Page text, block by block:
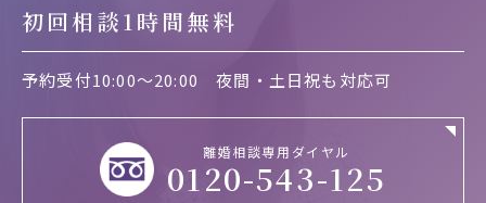
初回相談1時間無料
予約受付10:00～20:00夜間・土日祝も対応可
離婚相談専用ダイヤル
0120-543-125